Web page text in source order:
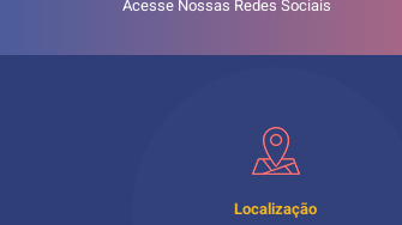
Acesse Nossas Redes Sociais
Localização